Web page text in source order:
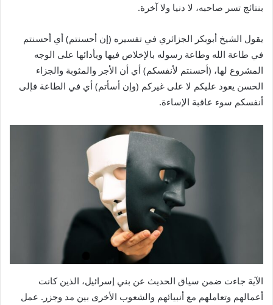
بنتائج تسر صاحبه، لا دنيا ولا آخرة.
يقول الشيخ أبوبكر الجزائري في تفسيره (إن أحسنتم) أي أحسنتم
في طاعة الله وطاعة رسوله بالإخلاص فيها وبأدائها على الوجه
المشروع لها، (أحسنتم لأنفسكم) أي أن الأجر والمثوبة والجزاء
الحسن يعود عليكم لا على غيركم (وإن أسأتم) أي في الطاعة فإلى
أنفسكم سوء عاقبة الإساءة.
الآية جاءت ضمن سياق الحديث عن بني إسرائيل، الذين كانت
أعمالهم وتعاملهم مع أنبيائهم والشعوب الأخرى بين مد وجزر. عمل